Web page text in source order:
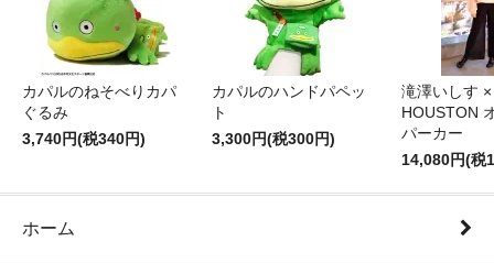
カパルのねそべりカパ
ぐるみ
3,740円(税340円)
カパルのハンドパペッ
ト
3,300円(税300円)
滝澤いしす ×
HOUSTON
パーカー
14,080円(税
ホーム